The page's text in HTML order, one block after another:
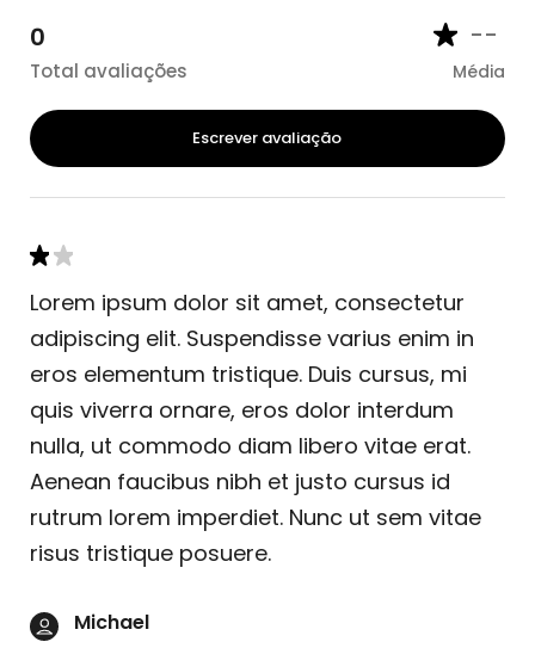
0
Total avaliações
--
Média
Escrever avaliação
Lorem ipsum dolor sit amet, consectetur
adipiscing elit. Suspendisse varius enim in
eros elementum tristique. Duis cursus, mi
quis viverra ornare, eros dolor interdum
nulla, ut commodo diam libero vitae erat.
Aenean faucibus nibh et justo cursus id
rutrum lorem imperdiet. Nunc ut sem vitae
risus tristique posuere.
Michael